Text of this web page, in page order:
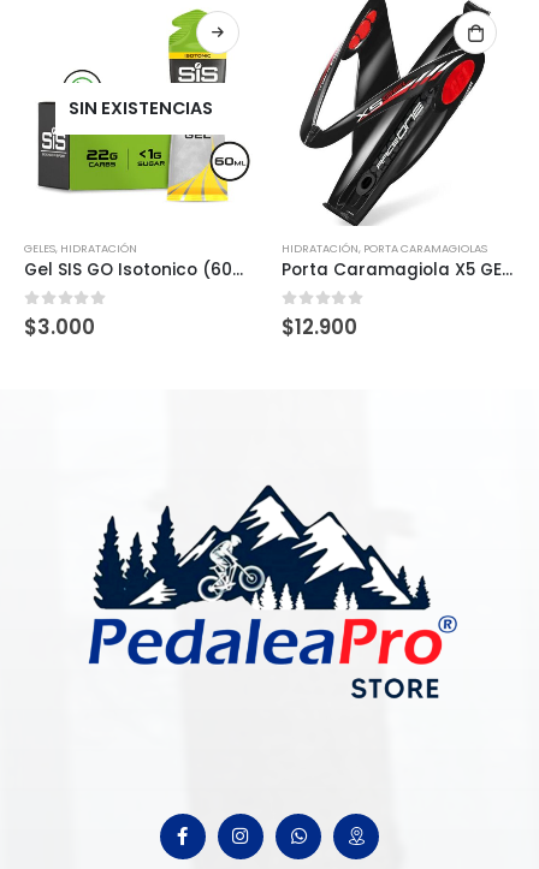
SIN EXISTENCIAS
GELES, HIDRATACIÓN
Gel SIS GO Isotonico (60ml)
0 out of 5
$3.000
HIDRATACIÓN, PORTA CARAMAGIOLAS
Porta Caramagiola X5 GEL BLACK/RED
0out of 5
$12.900